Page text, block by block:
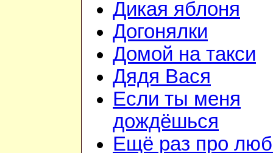
Дикая яблоня
Догонялки
Домой на такси
Дядя Вася
Если ты меня
дождёшься
Ещё раз про